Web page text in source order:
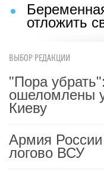
отложить
ВЫБОР РЕДАКЦИИ
"Пора
ошеломлены
Киеву
Армия
логово ВСУ